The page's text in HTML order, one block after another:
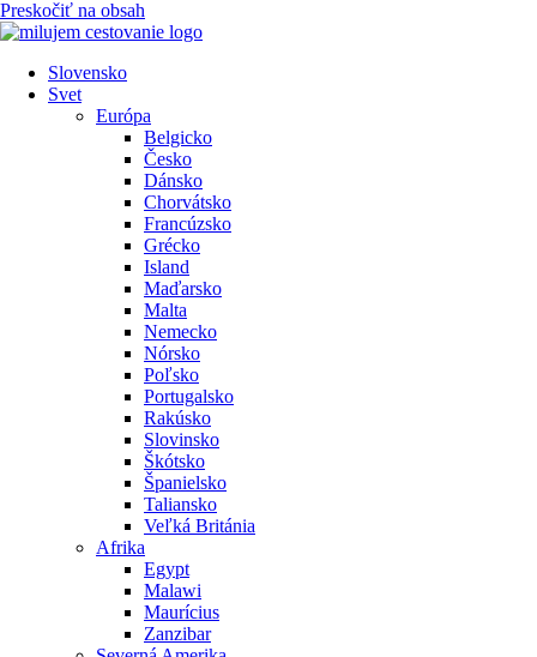
Preskočiť na obsah
Slovensko
Svet
Európa
Belgicko
Česko
Dánsko
Chorvátsko
Francúzsko
Grécko
Island
Maďarsko
Malta
Nemecko
Nórsko
Poľsko
Portugalsko
Rakúsko
Slovinsko
Škótsko
Španielsko
Taliansko
Veľká Británia
Afrika
Egypt
Malawi
Maurícius
Zanzibar